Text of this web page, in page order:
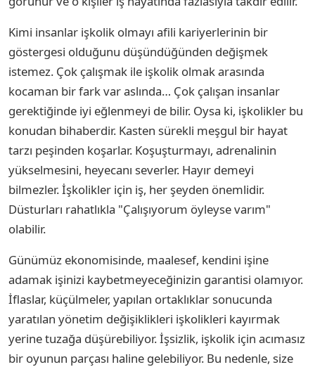
Kimi insanlar işkolik olmayı afili kariyerlerinin bir
göstergesi olduğunu düşündüğünden değişmek
istemez. Çok çalışmak ile işkolik olmak arasında
kocaman bir fark var aslında… Çok çalışan insanlar
gerektiğinde iyi eğlenmeyi de bilir. Oysa ki, işkolikler bu
konudan bihaberdir. Kasten sürekli meşgul bir hayat
tarzı peşinden koşarlar. Koşuşturmayı, adrenalinin
yükselmesini, heyecanı severler. Hayır demeyi
bilmezler. İşkolikler için iş, her şeyden önemlidir.
Düsturları rahatlıkla "Çalışıyorum öyleyse varım"
olabilir.
Günümüz ekonomisinde, maalesef, kendini işine
adamak işinizi kaybetmeyeceğinizin garantisi olamıyor.
İflaslar, küçülmeler, yapılan ortaklıklar sonucunda
yaratılan yönetim değişiklikleri işkolikleri kayırmak
yerine tuzağa düşürebiliyor. İşsizlik, işkolik için acımasız
bir oyunun parçası haline gelebiliyor. Bu nedenle, size